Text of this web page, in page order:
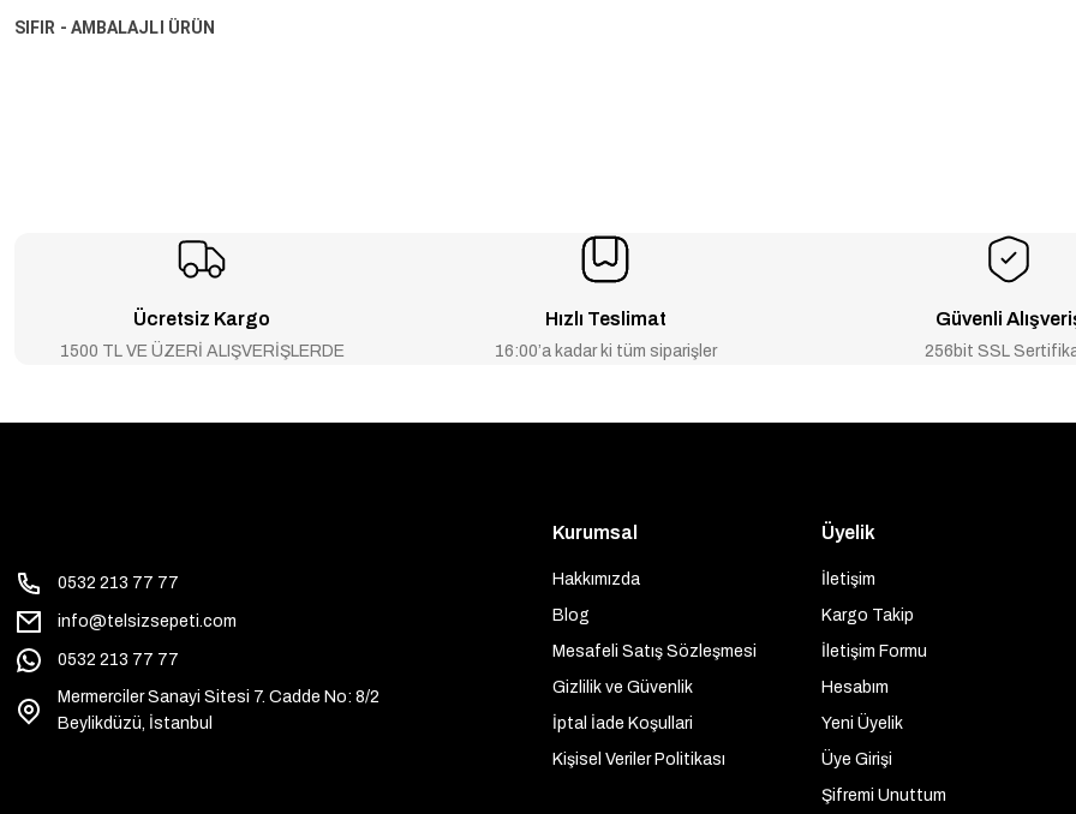
SIFIR - AMBALAJLI ÜRÜN
Ücretsiz Kargo
1500 TL VE ÜZERİ ALIŞVERİŞLERDE
Hızlı Teslimat
16:00’a kadar ki tüm siparişler
Güvenli
256bit SSL
0532 213 77 77
info@telsizsepeti.com
0532 213 77 77
Mermerciler Sanayi Sitesi 7. Cadde No: 8/2
Beylikdüzü, İstanbul
Kurumsal
Hakkımızda
Blog
Mesafeli Satış Sözleşmesi
Gizlilik ve Güvenlik
İptal İade Koşullari
Kişisel Veriler Politikası
Üyelik
İletişim
Kargo Takip
İletişim Formu
Hesabım
Yeni Üyelik
Üye Girişi
Şifremi Unuttum